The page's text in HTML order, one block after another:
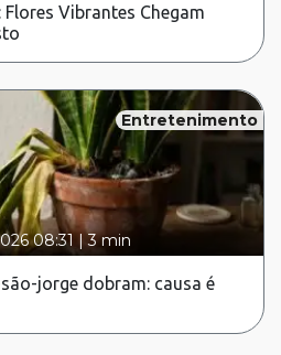
Vibrantes Chegam
Entretenimento
08:31 |3 min
jorge dobram: causa é